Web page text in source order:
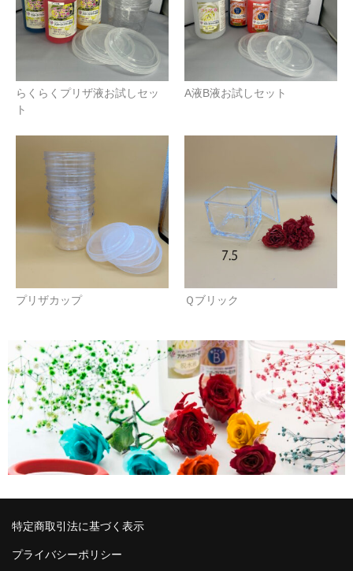
らくらくプリザ液お試しセッ
ト
A液B液お試しセット
プリザカップ Ｑブリック
特定商取引法に基づく表示
プライバシーポリシー